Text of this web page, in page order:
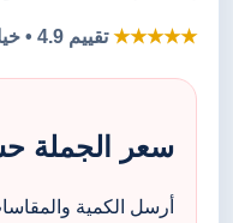
★★★★★تقييم 4.9 • خيار مفضل لطلبات الزي بالجملة
سعر الجملة
أرسل الكمية